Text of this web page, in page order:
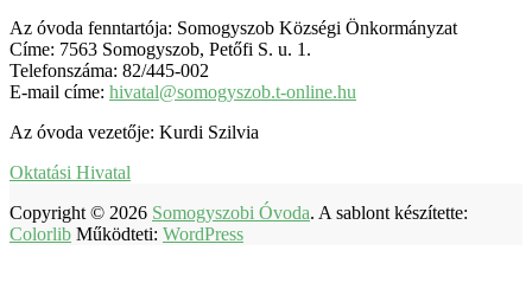
Az óvoda fenntartója: Somogyszob Községi Önkormányzat
Címe: 7563 Somogyszob, Petőfi S. u. 1.
Telefonszáma: 82/445-002
E-mail címe: hivatal@somogyszob.t-online.hu
Az óvoda vezetője: Kurdi Szilvia
Oktatási Hivatal
Copyright © 2026 Somogyszobi Óvoda. A sablont készítette:
Colorlib Működteti: WordPress